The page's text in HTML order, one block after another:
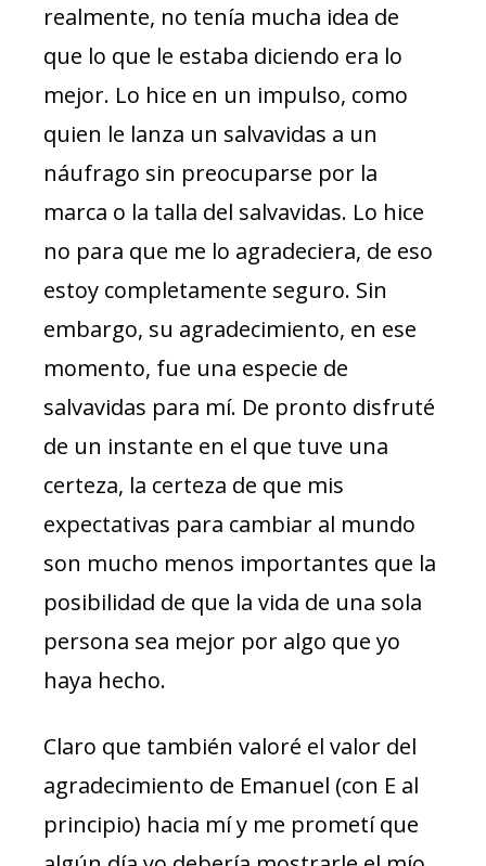
realmente, no tenía mucha idea de
que lo que le estaba diciendo era lo
mejor. Lo hice en un impulso, como
quien le lanza un salvavidas a un
náufrago sin preocuparse por la
marca o la talla del salvavidas. Lo hice
no para que me lo agradeciera, de eso
estoy completamente seguro. Sin
embargo, su agradecimiento, en ese
momento, fue una especie de
salvavidas para mí. De pronto disfruté
de un instante en el que tuve una
certeza, la certeza de que mis
expectativas para cambiar al mundo
son mucho menos importantes que la
posibilidad de que la vida de una sola
persona sea mejor por algo que yo
haya hecho.
Claro que también valoré el valor del
agradecimiento de Emanuel (con E al
principio) hacia mí y me prometí que